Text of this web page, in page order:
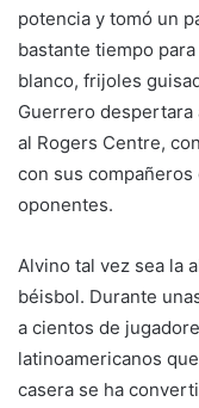
potencia y tomó un
bastante tiempo
blanco, frijoles
Guerrero despertara
al Rogers Centre,
con sus
oponentes.
Alvino tal vez sea la
béisbol. Durante
a cientos de
latinoamericanos
casera se ha